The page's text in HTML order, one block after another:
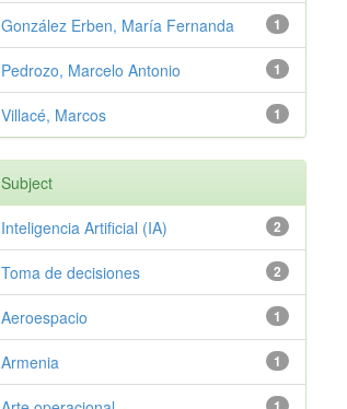
1
González Erben, María Fernanda
1
Pedrozo, Marcelo Antonio
1
Villacé, Marcos
Subject
2
Inteligencia Artificial (IA)
2
Toma de decisiones
1
Aeroespacio
1
Armenia